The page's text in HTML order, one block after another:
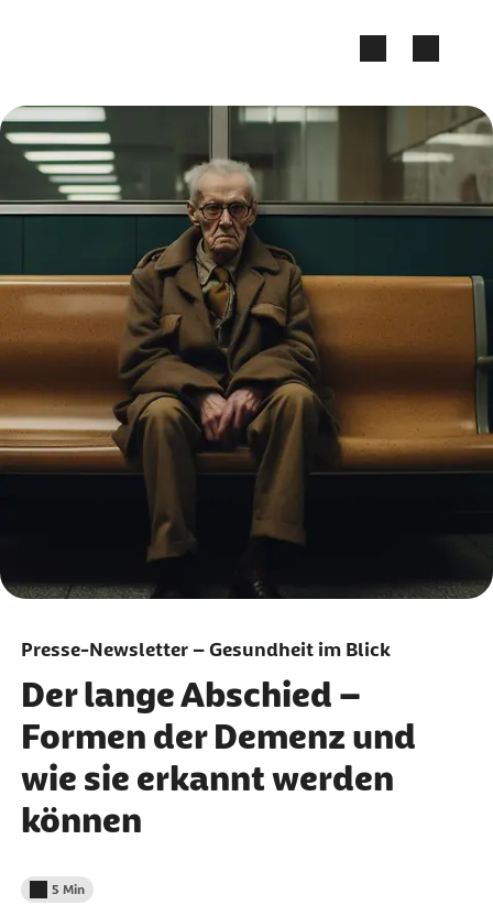
Presse-Newsletter – Gesundheit im Blick
Der lange Abschied –
Formen der Demenz und
wie sie erkannt werden
können
Lesedauer weniger als
5 Min